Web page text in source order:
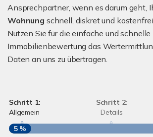
Ansprechpartner, wenn es darum geht,
Wohnung schnell, diskret und
Nutzen Sie für die einfache und schnelle
Immobilienbewertung das
Daten an uns zu übertragen.
Schritt 1:
Allgemein
Schritt 2:
Details
5 %